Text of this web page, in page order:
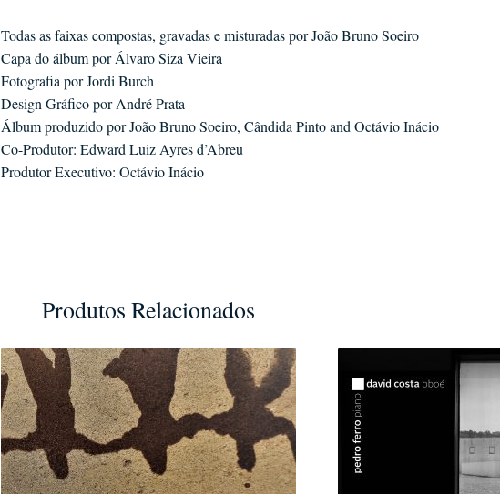
Todas as faixas compostas, gravadas e misturadas por João Bruno Soeiro
Capa do álbum por Álvaro Siza Vieira
Fotografia por Jordi Burch
Design Gráfico por André Prata
Álbum produzido por João Bruno Soeiro, Cândida Pinto and Octávio Inácio
Co-Produtor: Edward Luiz Ayres d’Abreu
Produtor Executivo: Octávio Inácio
Produtos Relacionados